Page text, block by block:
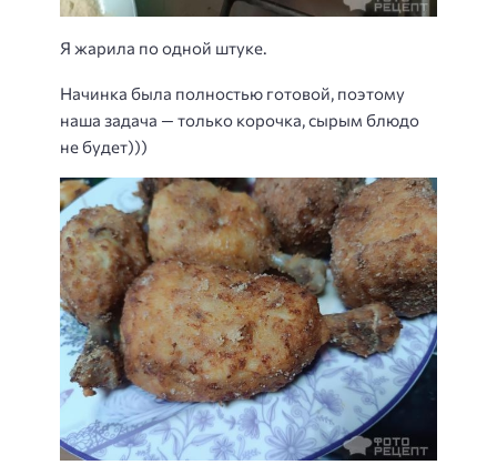
Я жарила по одной штуке.
Начинка была полностью готовой, поэтому
наша задача — только корочка, сырым блюдо
не будет)))